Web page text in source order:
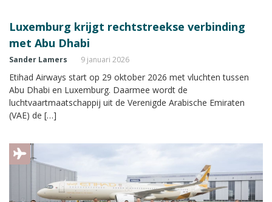
Luxemburg krijgt rechtstreekse verbinding
met Abu Dhabi
Sander Lamers 9 januari 2026
Etihad Airways start op 29 oktober 2026 met vluchten tussen
Abu Dhabi en Luxemburg. Daarmee wordt de
luchtvaartmaatschappij uit de Verenigde Arabische Emiraten
(VAE) de […]